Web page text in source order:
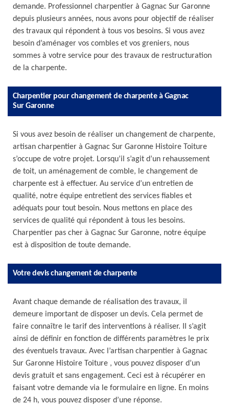
demande. Professionnel charpentier à Gagnac Sur Garonne
depuis plusieurs années, nous avons pour objectif de réaliser
des travaux qui répondent à tous vos besoins. Si vous avez
besoin d’aménager vos combles et vos greniers, nous
sommes à votre service pour des travaux de restructuration
de la charpente.
Charpentier pour changement de charpente à Gagnac
Sur Garonne
Si vous avez besoin de réaliser un changement de charpente,
artisan charpentier à Gagnac Sur Garonne Histoire Toiture
s’occupe de votre projet. Lorsqu’il s’agit d’un rehaussement
de toit, un aménagement de comble, le changement de
charpente est à effectuer. Au service d’un entretien de
qualité, notre équipe entretient des services fiables et
adéquats pour tout besoin. Nous mettons en place des
services de qualité qui répondent à tous les besoins.
Charpentier pas cher à Gagnac Sur Garonne, notre équipe
est à disposition de toute demande.
Votre devis changement de charpente
Avant chaque demande de réalisation des travaux, il
demeure important de disposer un devis. Cela permet de
faire connaître le tarif des interventions à réaliser. II s’agit
ainsi de définir en fonction de différents paramètres le prix
des éventuels travaux. Avec l’artisan charpentier à Gagnac
Sur Garonne Histoire Toiture , vous pouvez disposer d’un
devis gratuit et sans engagement. Ceci est à récupérer en
faisant votre demande via le formulaire en ligne. En moins
de 24 h, vous pouvez disposer d’une réponse.